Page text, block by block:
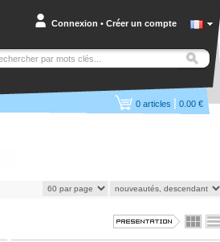
Connexion • Créer un compte
0 articles | 0.00 €